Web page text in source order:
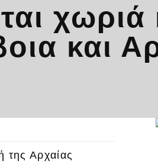
χωριά
και
της Αρχαίας